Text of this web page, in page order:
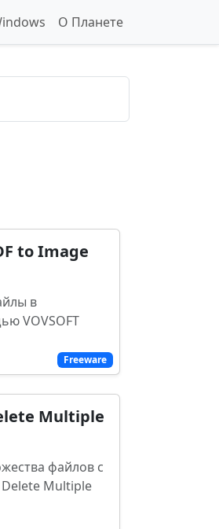
О Планете
Freeware
to Image
в
VOVSOFT
Multiple
файлов с
Multiple